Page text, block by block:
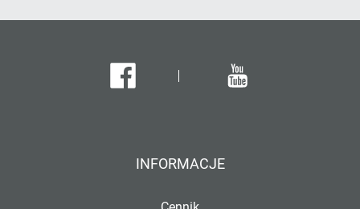
Facebook Youtube
INFORMACJE